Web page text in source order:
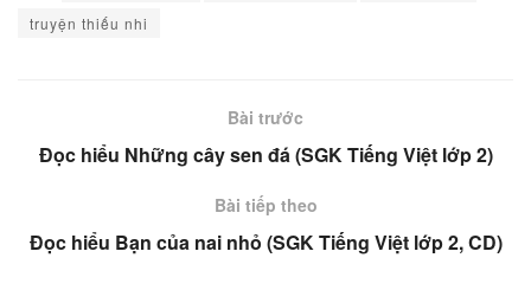
truyện thiếu nhi
Bài trước
Đọc hiểu Những cây sen đá (SGK Tiếng Việt lớp 2)
Bài tiếp theo
Đọc hiểu Bạn của nai nhỏ (SGK Tiếng Việt lớp 2, CD)